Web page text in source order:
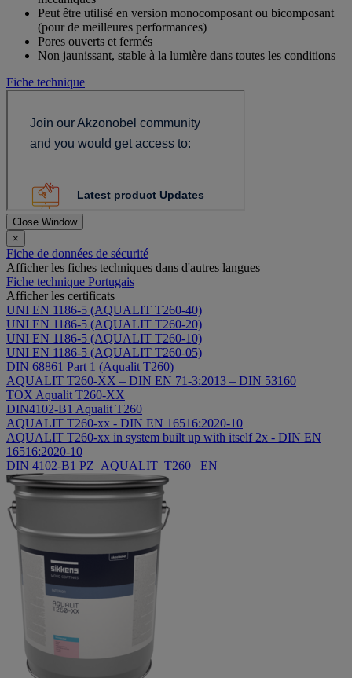
Peut être utilisé en version monocomposant ou bicomposant
(pour de meilleures performances)
Pores ouverts et fermés
Non jaunissant, stable à la lumière dans toutes les conditions
Fiche technique
Close Window
×
Fiche de données de sécurité
Afficher les fiches techniques dans d'autres langues
Fiche technique Portugais
Afficher les certificats
UNI EN 1186-5 (AQUALIT T260-40)
UNI EN 1186-5 (AQUALIT T260-20)
UNI EN 1186-5 (AQUALIT T260-10)
UNI EN 1186-5 (AQUALIT T260-05)
DIN 68861 Part 1 (Aqualit T260)
AQUALIT T260-XX – DIN EN 71-3:2013 – DIN 53160
TOX Aqualit T260-XX
DIN4102-B1 Aqualit T260
AQUALIT T260-xx - DIN EN 16516:2020-10
AQUALIT T260-xx in system built up with itself 2x - DIN EN
16516:2020-10
DIN 4102-B1 PZ_AQUALIT_T260 _EN